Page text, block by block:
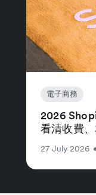
電子商務
2026
看清收費
27 July 2026